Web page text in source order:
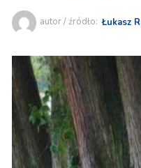
autor / źródło: Łukasz